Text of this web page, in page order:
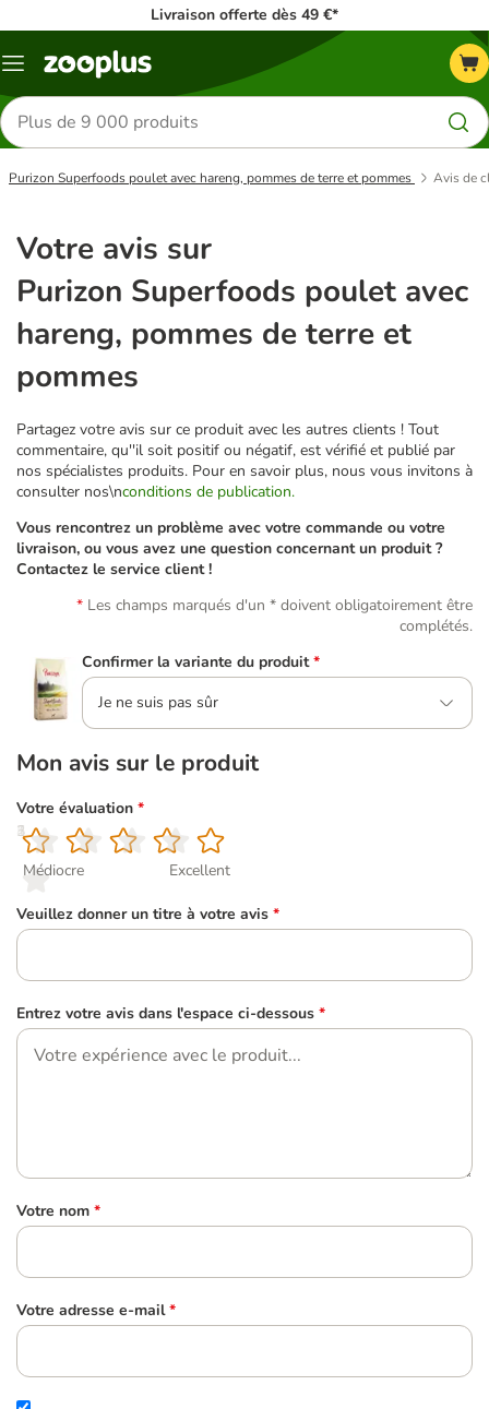
Livraison offerte dès 49 €*
Menu
Rechercher
des
produits
Purizon Superfoods poulet avec hareng, pommes de terre et pommes Avis de
Votre avis sur
Purizon Superfoods poulet avec
hareng, pommes de terre et
pommes
Partagez votre avis sur ce produit avec les autres clients ! Tout
commentaire, qu''il soit positif ou négatif, est vérifié et publié par
nos spécialistes produits. Pour en savoir plus, nous vous invitons à
consulter nos\nconditions de publication.
Vous rencontrez un problème avec votre commande ou votre
livraison, ou vous avez une question concernant un produit ?
Contactez le service client !
Les champs marqués d'un * doivent obligatoirement être
complétés.
Confirmer la variante du produit *
Je ne suis pas sûr
Mon avis sur le produit
Votre évaluation *
1
Médiocre
2
3
4
5
Excellent
Veuillez donner un titre à votre avis *
Entrez votre avis dans l'espace ci-dessous *
Votre nom *
Votre adresse e-mail *